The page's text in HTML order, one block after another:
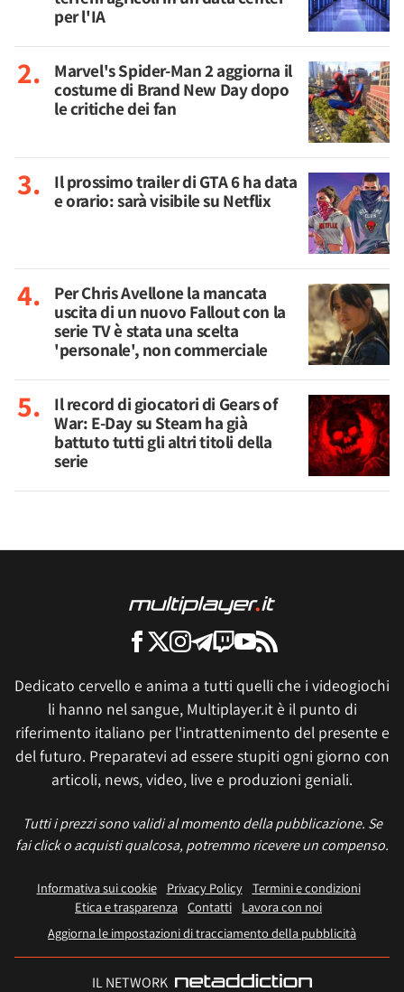
per l'IA
Marvel's Spider-Man 2 aggiorna il
costume di Brand New Day dopo
le critiche dei fan
Il prossimo trailer di GTA 6 ha data
e orario: sarà visibile su Netflix
Per Chris Avellone la mancata
uscita di un nuovo Fallout con la
serie TV è stata una scelta
'personale', non commerciale
Il record di giocatori di Gears of
War: E-Day su Steam ha già
battuto tutti gli altri titoli della
serie
Dedicato cervello e anima a tutti quelli che i videogiochi
li hanno nel sangue, Multiplayer.it è il punto di
riferimento italiano per l'intrattenimento del presente e
del futuro. Preparatevi ad essere stupiti ogni giorno con
articoli, news, video, live e produzioni geniali.
Tutti i prezzi sono validi al momento della pubblicazione. Se
fai click o acquisti qualcosa, potremmo ricevere un compenso.
Informativa sui cookie Privacy Policy
Termini e condizioni
Etica e trasparenza Contatti
Lavora con noi
Aggiorna le impostazioni di tracciamento della pubblicità
IL NETWORK